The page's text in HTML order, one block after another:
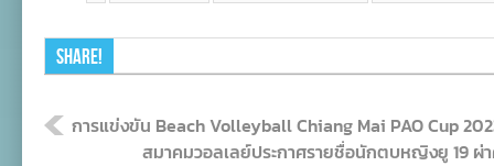
Share!
การแข่งขัน Beach Volleyball Chiang Mai PAO Cup
สมาคมวอลเลย์ประกาศรายชื่อนักตบหญิงยู 19 ผ่